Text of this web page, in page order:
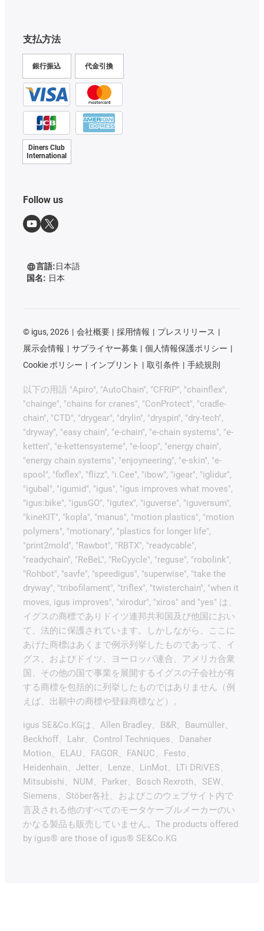
支払方法
銀行振込 代金引換
Diners Club
International
Follow us
言語:日本語
国名: 日本
© igus, 2026 会社概要 採用情報
プレスリリース
展示会情報
サプライヤー募集
個人情報保護ポリシー
Cookie ポリシー
インプリント 取引条件 手続規則
以下の用語 "Apiro", "AutoChain", "CFRIP", "chainflex",
"chainge", "chains for cranes", "ConProtect", "cradle-
chain", "CTD", "drygear", "drylin", "dryspin", "dry-tech",
"dryway", "easy chain", "e-chain", "e-chain systems", "e-
ketten", "e-kettensysteme", "e-loop", "energy chain",
"energy chain systems", "enjoyneering", "e-skin", "e-
spool", "fixflex", "flizz", "i.Cee", "ibow", "igear", "iglidur",
"igubal", "igumid", "igus", "igus improves what moves",
"igus:bike", "igusGO", "igutex", "iguverse", "iguversum",
"kineKIT", "kopla", "manus", "motion plastics", "motion
polymers", "motionary", "plastics for longer life",
"print2mold", "Rawbot", "RBTX", "readycable",
"readychain", "ReBeL", "ReCyycle", "reguse", "robolink",
"Rohbot", "savfe", "speedigus", "superwise", "take the
dryway", "tribofilament", "triflex", "twisterchain", "when it
moves, igus improves", "xirodur", "xiros" and "yes" は、
イグスの商標でありドイツ連邦共和国及び他国におい
て、法的に保護されています。しかしながら、ここに
あげた商標はあくまで例示列挙したものであって、イ
グス、およびドイツ、ヨーロッパ連合、アメリカ合衆
国、その他の国で事業を展開するイグスの子会社が有
する商標を包括的に列挙したものではありません（例
えば、出願中の商標や登録商標など）。
igus SE&Co.KGは、Allen Bradley、B&R、Baumüller、
Beckhoff、Lahr、Control Techniques、Danaher
Motion、ELAU、FAGOR、FANUC、Festo、
Heidenhain、Jetter、Lenze、LinMot、LTi DRiVES、
Mitsubishi、NUM、Parker、Bosch Rexroth、SEW、
Siemens、Stöber各社、およびこのウェブサイト内で
言及される他のすべてのモータケーブルメーカーのい
かなる製品も販売していません。The products offered
by igus® are those of igus® SE&Co.KG